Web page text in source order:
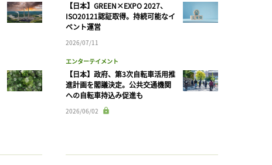
【日本】GREEN×EXPO 2027、
ISO20121認証取得。持続可能なイ
ベント運営
2026/07/11
エンターテイメント
【日本】政府、第3次自転車活用推
進計画を閣議決定。公共交通機関
への自転車持込み促進も
2026/06/02